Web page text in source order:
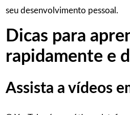
seu desenvolvimento pessoal.
Dicas para
rapidamente e
Assista a vídeos